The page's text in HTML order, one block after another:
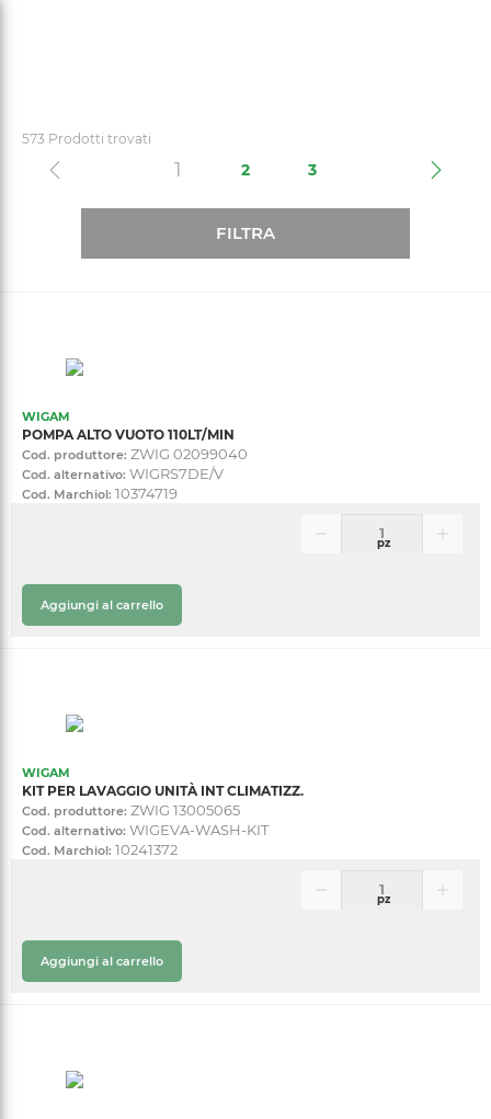
573 Prodotti trovati
1 (current)
2 3
FILTRA
WIGAM
POMPA ALTO VUOTO 110LT/MIN
Cod. produttore: ZWIG 02099040
Cod. alternativo: WIGRS7DE/V
Cod. Marchiol: 10374719
pz
Aggiungi al carrello
WIGAM
KIT PER LAVAGGIO UNITÀ INT CLIMATIZZ.
Cod. produttore: ZWIG 13005065
Cod. alternativo: WIGEVA-WASH-KIT
Cod. Marchiol: 10241372
pz
Aggiungi al carrello